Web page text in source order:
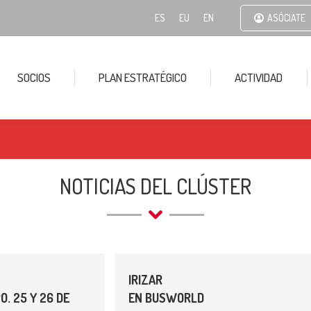
ES EU EN ASÓCIATE
SOCIOS PLAN ESTRATÉGICO ACTIVIDAD
NOTICIAS DEL CLÚSTER
25 Y 26 DE
IRIZAR
EN BUSWORLD